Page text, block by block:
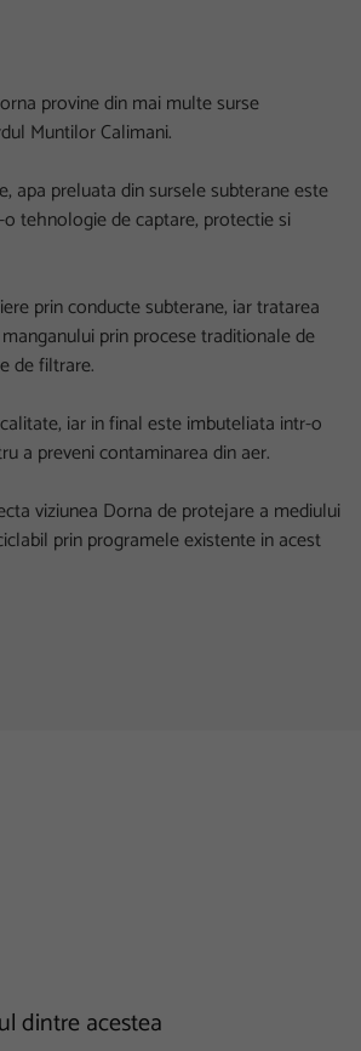
provine din mai multe surse
Muntilor Calimani.
apa preluata din sursele subterane este
tehnologie de captare, protectie si
prin conducte subterane, iar tratarea
prin procese traditionale de
de filtrare.
iar in final este imbuteliata intr-o
a preveni contaminarea din aer.
viziunea Dorna de protejare a mediului
prin programele existente in acest
dintre acestea